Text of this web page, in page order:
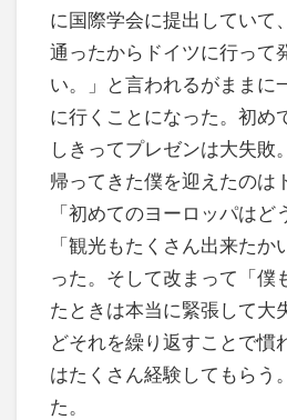
に国際学会に提出していて
通ったからドイツに行って
い。」と言われるがままに
に行くことになった。初め
しきってプレゼンは大失敗
帰ってきた僕を迎えたのは
「初めてのヨーロッパはど
「観光もたくさん出来た
った。そして改まって「僕
たときは本当に緊張して大
どそれを繰り返すことで慣
はたくさん経験してもらう
た。